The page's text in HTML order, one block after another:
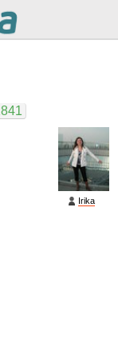
Irika